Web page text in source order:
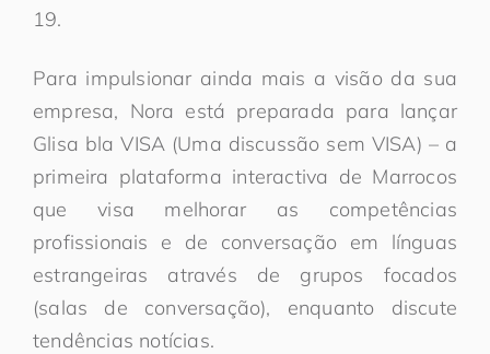
19.
Para impulsionar ainda mais a visão da sua
empresa, Nora está preparada para lançar
Glisa bla VISA (Uma discussão sem VISA) – a
primeira plataforma interactiva de Marrocos
que visa melhorar as competências
profissionais e de conversação em línguas
estrangeiras através de grupos focados
(salas de conversação), enquanto discute
tendências notícias.